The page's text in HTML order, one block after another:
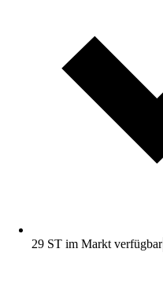
29 ST im Markt verfügbar